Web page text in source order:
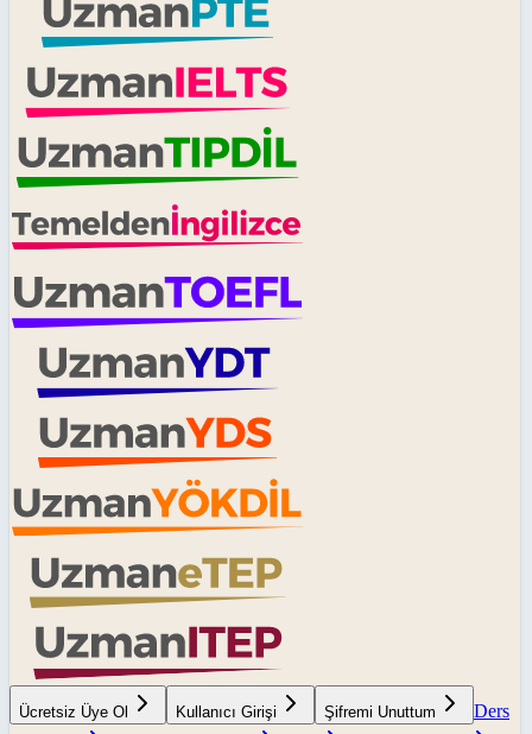
Ücretsiz Üye Ol Kullanıcı Girişi Şifremi Unuttum
Ders